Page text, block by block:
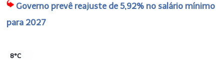
Governo prevê reajuste de 5,92% no salário mínimo
para 2027
8°C